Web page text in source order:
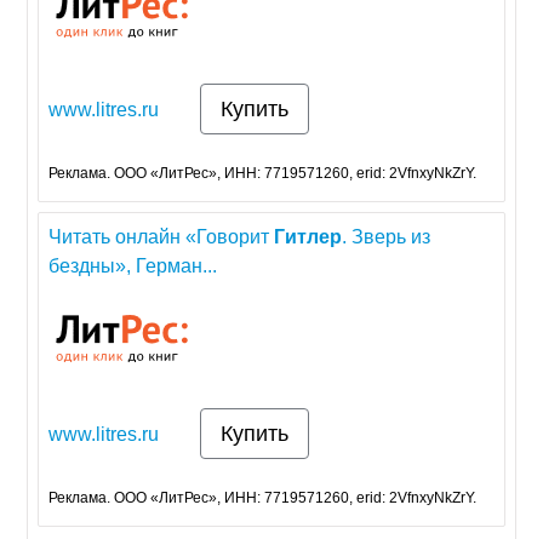
www.litres.ru Купить
Реклама. ООО «ЛитРес», ИНН: 7719571260, erid: 2VfnxyNkZrY.
Читать онлайн «Говорит Гитлер. Зверь из
бездны», Герман...
www.litres.ru Купить
Реклама. ООО «ЛитРес», ИНН: 7719571260, erid: 2VfnxyNkZrY.